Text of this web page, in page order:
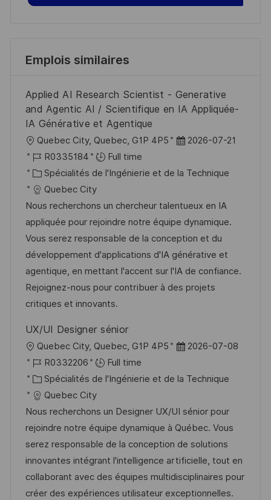
Emplois similaires
Applied AI Research Scientist - Generative
and Agentic AI / Scientifique en IA Appliquée-
IA Générative et Agentique
o
c
a
l
i
s
a
t
i
o
Quebec City, Quebec, G1P 4P5
D
t
d
’
a
f
f
i
g
2026-07-21
R
é
f
é
r
e
n
c
e
d
p
o
s
t
e
R0335184
Full time
C
a
t
é
g
o
r
i
e
Spécialités de l'Ingénierie et de la Technique
Quebec City
Nous recherchons un chercheur talentueux en IA
appliquée pour rejoindre notre équipe dynamique.
Vous serez responsable de la conception et du
développement d'applications d'IA générative et
agentique, en mettant l'accent sur l'IA de confiance.
Rejoignez-nous pour contribuer à des projets
critiques et innovants.
UX/UI Designer sénior
o
c
a
l
i
s
a
t
i
Quebec City, Quebec, G1P 4P5
D
t
d
’
a
f
f
i
2026-07-08
R
é
f
é
r
e
n
c
e
R0332206
Full time
C
a
t
é
g
o
r
i
Spécialités de l'Ingénierie et de la Technique
Quebec City
Nous recherchons un Designer UX/UI sénior pour
rejoindre notre équipe dynamique à Québec. Vous
serez responsable de la conception de solutions
innovantes intégrant l'intelligence artificielle, tout en
collaborant avec des équipes multidisciplinaires pour
créer des expériences utilisateur exceptionnelles.